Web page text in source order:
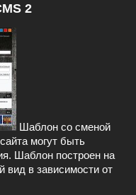
2
Шаблон со сменой
могут быть
Шаблон построен на
вид в зависимости от